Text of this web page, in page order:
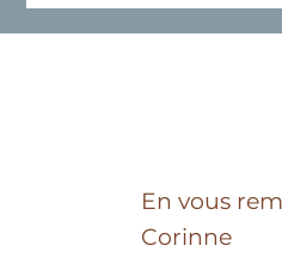
3 pièces de 80 m² (78,90 m² loi Carrez), situé au sein